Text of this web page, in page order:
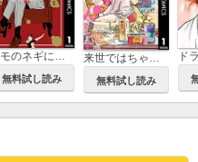
カモのネギには毒がある 加茂教授の人間経済学講義
無料試し読み
来世ではちゃんとします
無料試し読み
ド